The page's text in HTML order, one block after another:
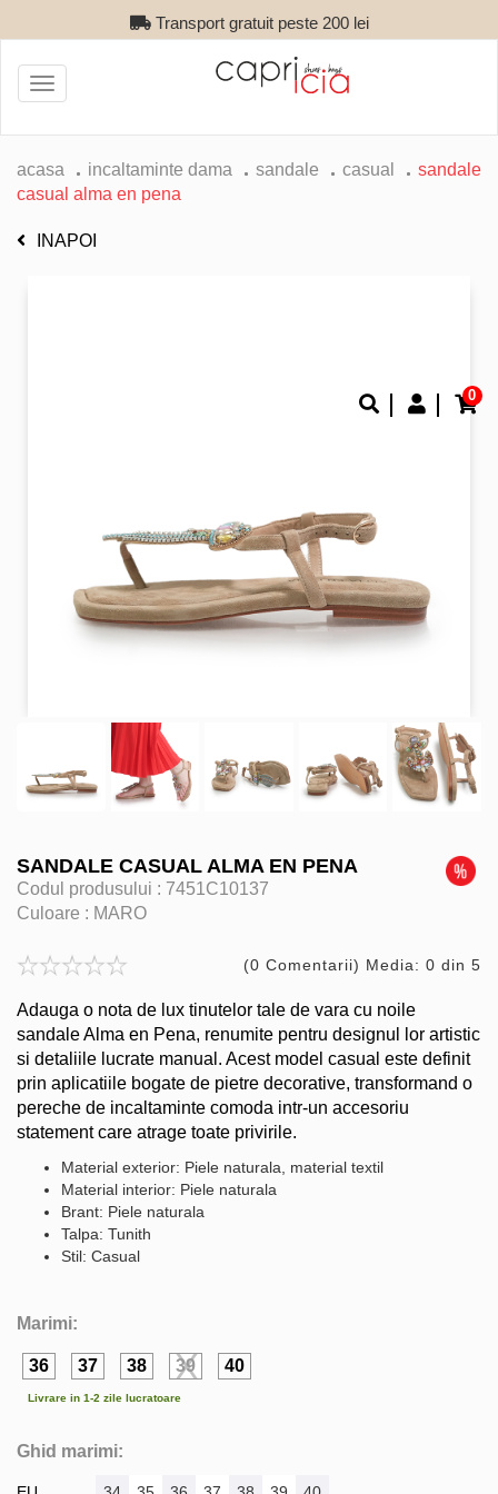
Transport gratuit peste 200 lei
0
Toggle
navigation
acasa incaltaminte dama sandale casual
sandale
casual alma en pena
INAPOI
SANDALE CASUAL ALMA EN PENA
Codul produsului : 7451C10137
Culoare : MARO
(0 Comentarii) Media: 0 din 5
Adauga o nota de lux tinutelor tale de vara cu noile
sandale Alma en Pena, renumite pentru designul lor artistic
si detaliile lucrate manual. Acest model casual este definit
prin aplicatiile bogate de pietre decorative, transformand o
pereche de incaltaminte comoda intr-un accesoriu
statement care atrage toate privirile.
Material exterior: Piele naturala, material textil
Material interior: Piele naturala
Brant: Piele naturala
Talpa: Tunith
Stil: Casual
Marimi:
36 37 38 39 40
Livrare in 1-2 zile lucratoare
Ghid marimi: